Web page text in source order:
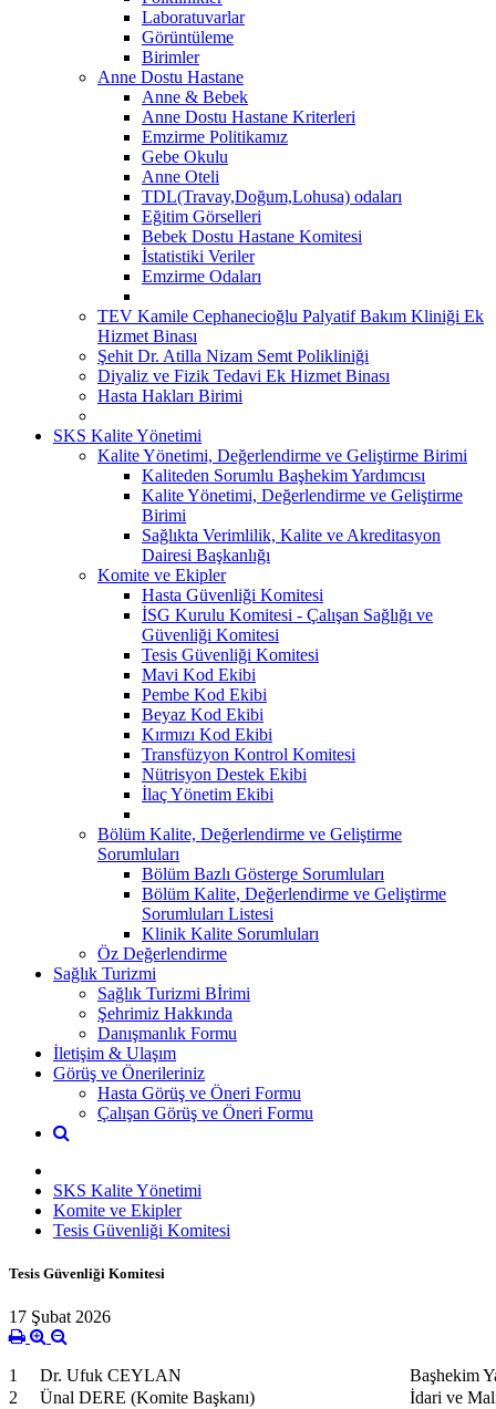
Laboratuvarlar
Görüntüleme
Birimler
Anne Dostu Hastane
Anne & Bebek
Anne Dostu Hastane Kriterleri
Emzirme Politikamız
Gebe Okulu
Anne Oteli
TDL(Travay,Doğum,Lohusa) odaları
Eğitim Görselleri
Bebek Dostu Hastane Komitesi
İstatistiki Veriler
Emzirme Odaları
TEV Kamile Cephanecioğlu Palyatif Bakım Kliniği Ek
Hizmet Binası
Şehit Dr. Atilla Nizam Semt Polikliniği
Diyaliz ve Fizik Tedavi Ek Hizmet Binası
Hasta Hakları Birimi
SKS Kalite Yönetimi
Kalite Yönetimi, Değerlendirme ve Geliştirme Birimi
Kaliteden Sorumlu Başhekim Yardımcısı
Kalite Yönetimi, Değerlendirme ve Geliştirme
Birimi
Sağlıkta Verimlilik, Kalite ve Akreditasyon
Dairesi Başkanlığı
Komite ve Ekipler
Hasta Güvenliği Komitesi
İSG Kurulu Komitesi - Çalışan Sağlığı ve
Güvenliği Komitesi
Tesis Güvenliği Komitesi
Mavi Kod Ekibi
Pembe Kod Ekibi
Beyaz Kod Ekibi
Kırmızı Kod Ekibi
Transfüzyon Kontrol Komitesi
Nütrisyon Destek Ekibi
İlaç Yönetim Ekibi
Bölüm Kalite, Değerlendirme ve Geliştirme
Sorumluları
Bölüm Bazlı Gösterge Sorumluları
Bölüm Kalite, Değerlendirme ve Geliştirme
Sorumluları Listesi
Klinik Kalite Sorumluları
Öz Değerlendirme
Sağlık Turizmi
Sağlık Turizmi Bİrimi
Şehrimiz Hakkında
Danışmanlık Formu
İletişim & Ulaşım
Görüş ve Önerileriniz
Hasta Görüş ve Öneri Formu
Çalışan Görüş ve Öneri Formu
SKS Kalite Yönetimi
Komite ve Ekipler
Tesis Güvenliği Komitesi
Tesis Güvenliği Komitesi
17 Şubat 2026
1 Dr. Ufuk CEYLAN
Başhekim
2
Ünal DERE (Komite Başkanı)
İdari ve